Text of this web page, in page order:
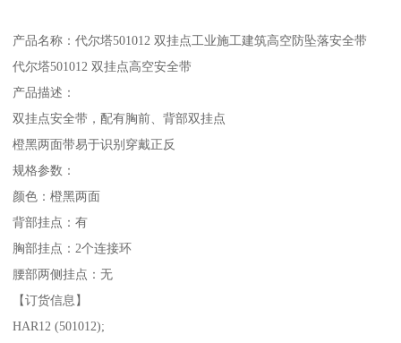
产品名称：代尔塔501012 双挂点工业施工建筑高空防坠落安全带
代尔塔501012 双挂点高空安全带
产品描述：
双挂点安全带，配有胸前、背部双挂点
橙黑两面带易于识别穿戴正反
规格参数：
颜色：橙黑两面
背部挂点：有
胸部挂点：2个连接环
腰部两侧挂点：无
【订货信息】
HAR12 (501012);